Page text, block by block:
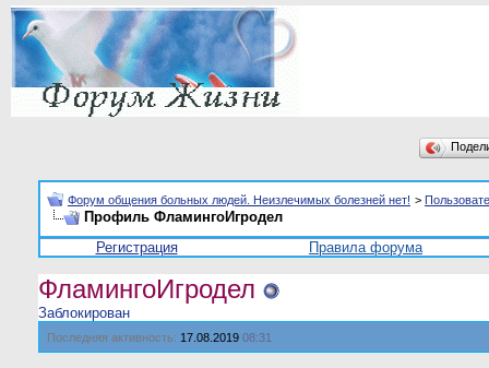
Форум общения больных людей. Неизлечимых болезней нет! >
Профиль ФламингоИгродел
Регистрация
Правила форума
ФламингоИгродел
Заблокирован
Последняя активность: 17.08.2019 08:31